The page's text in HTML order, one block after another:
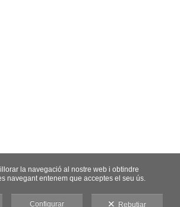
la navegació al nostre web i obtindre
navegant entenem que acceptes el seu ús.
Configurar Rebutjar